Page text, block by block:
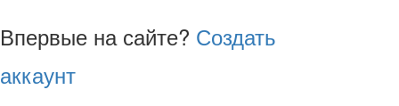
Впервые на сайте? Создать
аккаунт